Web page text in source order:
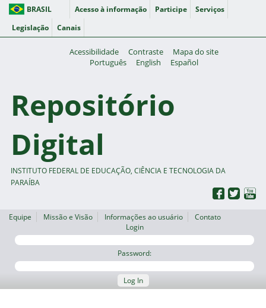
BRASIL Acesso à informação Participe
Serviços
Legislação
Canais
Acessibilidade Contraste
Mapa do site
Português
English Español
Repositório
Digital
INSTITUTO FEDERAL DE EDUCAÇÃO, CIÊNCIA E TECNOLOGIA DA
PARAÍBA
Equipe Missão e Visão Informações ao usuário
Contato
Login
Password:
Log In